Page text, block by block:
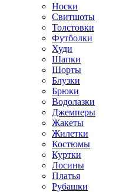
Носки
Свитшоты
Толстовки
Футболки
Худи
Шапки
Шорты
Блузки
Брюки
Водолазки
Джемперы
Жакеты
Жилетки
Костюмы
Куртки
Лосины
Платья
Рубашки